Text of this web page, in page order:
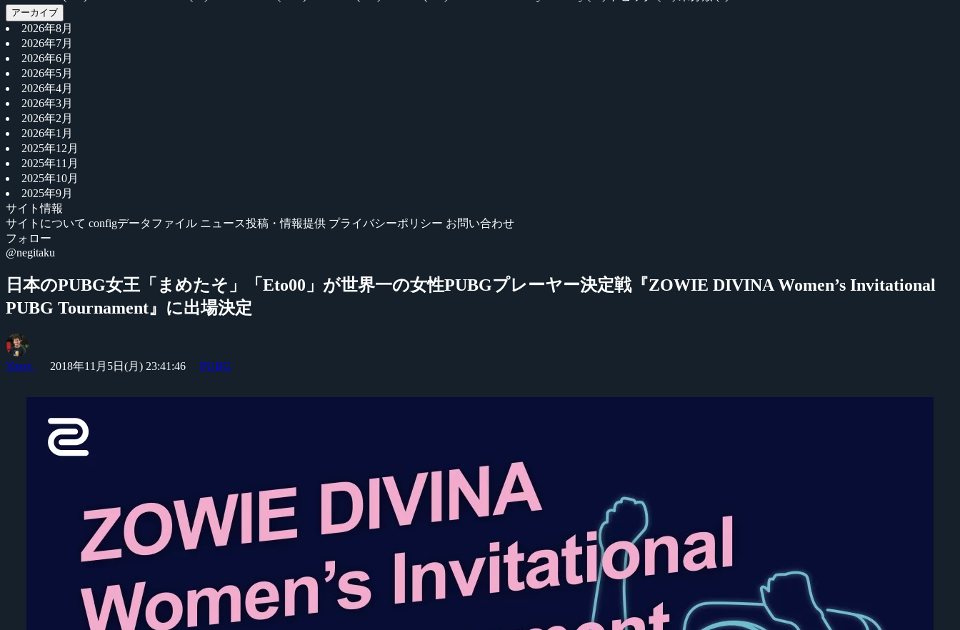
アーカイブ
2026年8月
2026年7月
2026年6月
2026年5月
2026年4月
2026年3月
2026年2月
2026年1月
2025年12月
2025年11月
2025年10月
2025年9月
サイト情報
サイトについて configデータファイル ニュース投稿・情報提供 プライバシーポリシー お問い合わせ
フォロー
@negitaku
日本のPUBG女王「まめたそ」「Eto00」が世界一の女性PUBGプレーヤー決定戦『ZOWIE DIVINA Women’s Invitational
PUBG Tournament』に出場決定
Yossy 2018年11月5日(月) 23:41:46 PUBG